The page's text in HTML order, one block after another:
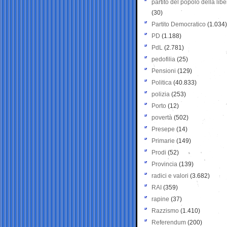
partito del popolo della
(30)
Partito Democratico (1.034)
PD (1.188)
PdL (2.781)
pedofilia (25)
Pensioni (129)
Politica (40.833)
polizia (253)
Porto (12)
povertà (502)
Presepe (14)
Primarie (149)
Prodi (52)
Provincia (139)
radici e valori (3.682)
RAI (359)
rapine (37)
Razzismo (1.410)
Referendum (200)